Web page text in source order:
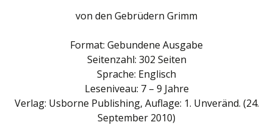
von den Gebrüdern Grimm
Format: Gebundene Ausgabe
Seitenzahl: 302 Seiten
Sprache: Englisch
Leseniveau: 7 – 9 Jahre
Verlag: Usborne Publishing, Auflage: 1. Unveränd. (24.
September 2010)